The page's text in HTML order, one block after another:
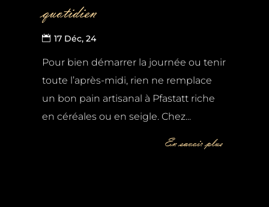
quotidien
17 Déc, 24
Pour bien démarrer la journée ou tenir
toute l’après-midi, rien ne remplace
un bon pain artisanal à Pfastatt riche
en céréales ou en seigle. Chez...
En savoir plus